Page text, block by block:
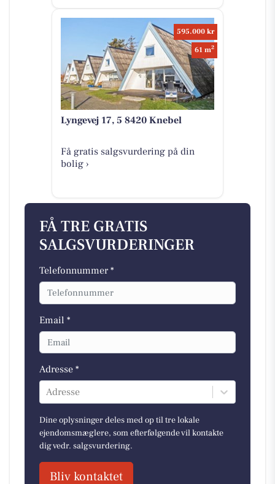
595.000 kr
61 m2
Lyngevej 17, 5 8420 Knebel
Få gratis salgsvurdering på din
bolig ›
FÅ TRE GRATIS
SALGSVURDERINGER
Telefonnummer *
Email *
Adresse *
Adresse
Dine oplysninger deles med op til tre lokale
ejendomsmæglere, som efterfølgende vil kontakte
dig vedr. salgsvurdering.
Bliv kontaktet